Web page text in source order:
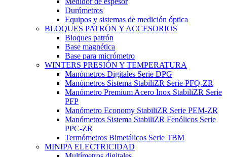
Durómetros
Equipos y sistemas de medición óptica
BLOQUES PATRÓN Y ACCESORIOS
Bloques patrón
Base magnética
Base para micrómetro
WINTERS PRESIÓN Y TEMPERATURA
Manómetros Digitales Serie DPG
Manómetros Sistema StabiliZR Serie PFQ-ZR
Manómetro Premium Acero Inox StabiliZR Serie
PFP
Manómetro Economy StabiliZR Serie PEM-ZR
Manómetros Sistema StabiliZR Fenólicos Serie
PPC-ZR
Termómetros Bimetálicos Serie TBM
MINIPA ELECTRICIDAD